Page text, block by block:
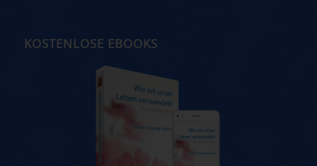
KOSTENLOSE EBOOKS